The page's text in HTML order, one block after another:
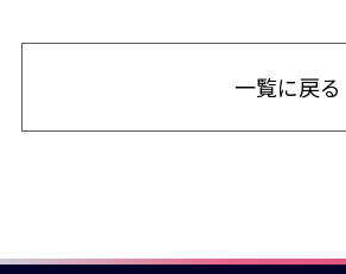
一覧に戻る